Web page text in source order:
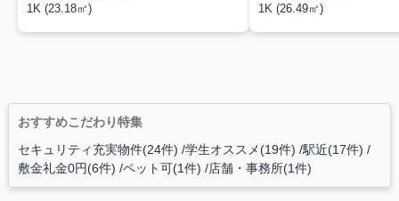
1K (23.18㎡)
1K (26.49㎡)
おすすめこだわり特集
セキュリティ充実物件(24件) 学生オススメ(19件) 駅近(17件)
敷金礼金0円(6件) ペット可(1件) 店舗・事務所(1件)